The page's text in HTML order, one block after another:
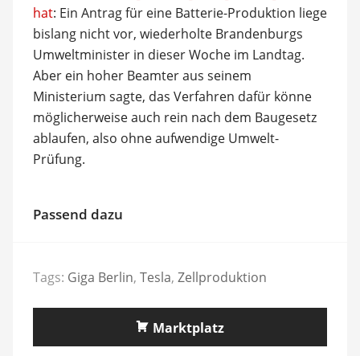
hat: Ein Antrag für eine Batterie-Produktion liege
bislang nicht vor, wiederholte Brandenburgs
Umweltminister in dieser Woche im Landtag.
Aber ein hoher Beamter aus seinem
Ministerium sagte, das Verfahren dafür könne
möglicherweise auch rein nach dem Baugesetz
ablaufen, also ohne aufwendige Umwelt-
Prüfung.
Passend dazu
Tags: Giga Berlin, Tesla, Zellproduktion
Marktplatz